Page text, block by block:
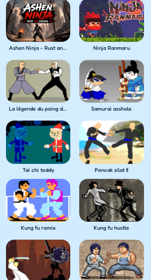
Ashen Ninja - Rust and Katana Ninja Ranmaru
La légende du poing de dragon Samurai asshole
Tai chi teddy Pencak silat II
Kung fu remix Kung fu hustle